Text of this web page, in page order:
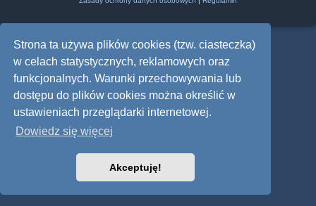
Strona ta używa plików cookies (tzw. ciasteczka)
w celach statystycznych, reklamowych oraz
funkcjonalnych. Warunki przechowywania lub
dostępu do plików cookies można określić w
ustawieniach przeglądarki internetowej.
Dowiedz się więcej
Akceptuję!